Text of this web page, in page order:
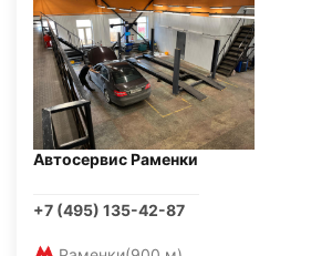
Автосервис Раменки
+7 (495) 135-42-87